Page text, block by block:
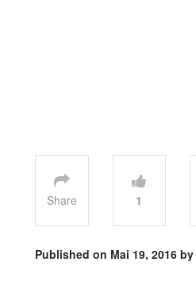
Share 1
Published on Mai 19, 2016 by